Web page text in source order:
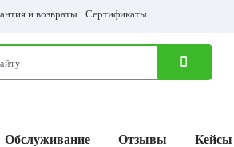
и возвраты Сертификаты
Обслуживание Отзывы Кейсы